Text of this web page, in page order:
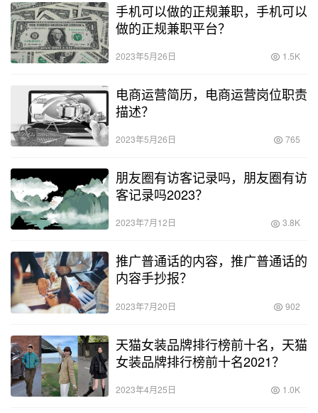
手机可以做的正规兼职，手机可以
做的正规兼职平台？
2023年5月26日 1.5K
电商运营简历，电商运营岗位职责
描述？
2023年5月26日 765
朋友圈有访客记录吗，朋友圈有访
客记录吗2023？
2023年7月12日 3.8K
推广普通话的内容，推广普通话的
内容手抄报？
2023年7月20日 902
天猫女装品牌排行榜前十名，天猫
女装品牌排行榜前十名2021？
2023年4月25日 1.0K